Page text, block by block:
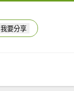
我要分享